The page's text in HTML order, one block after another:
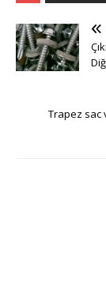
Trapez sac